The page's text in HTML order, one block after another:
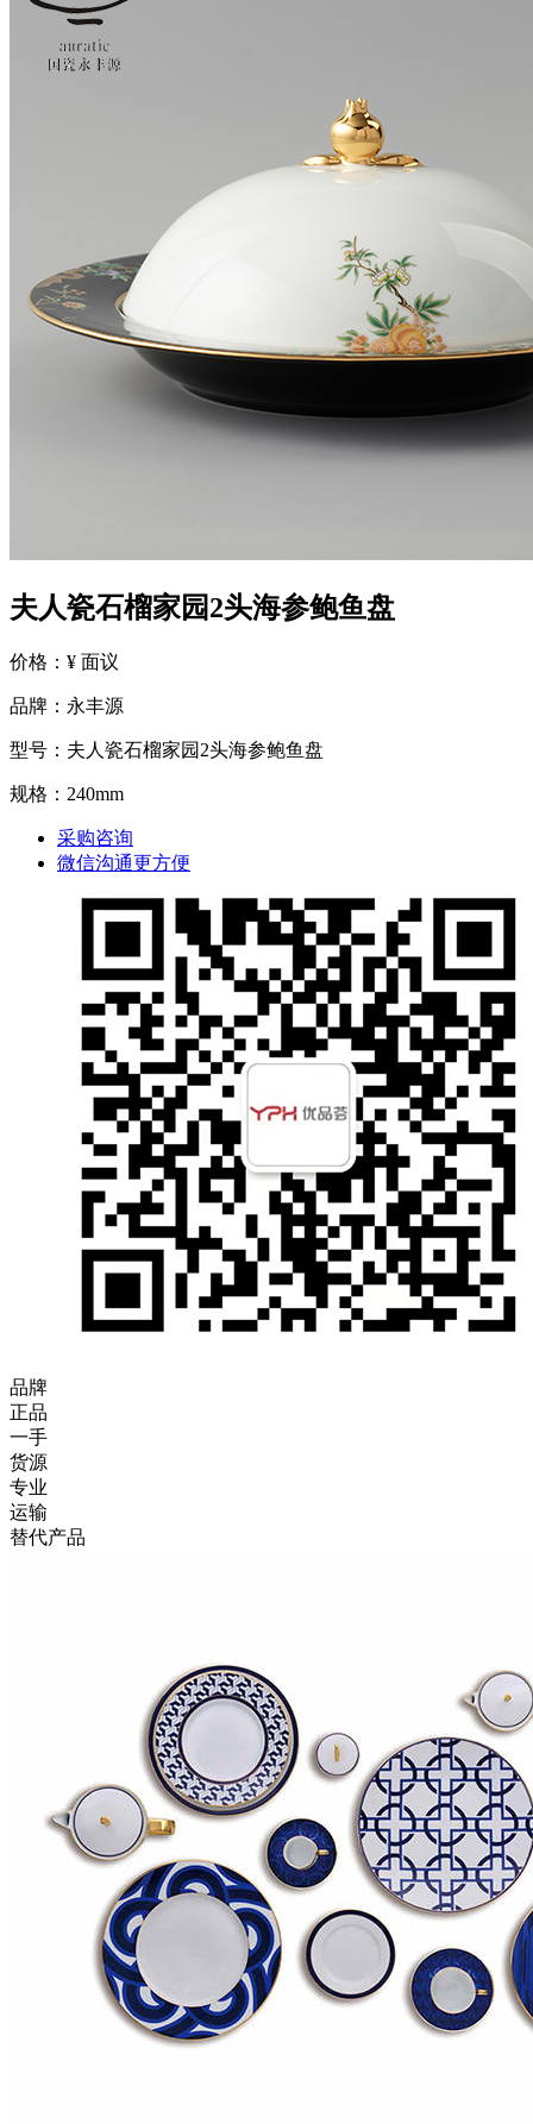
夫人瓷石榴家园2头海参鲍鱼盘
价格：¥ 面议
品牌：永丰源
型号：夫人瓷石榴家园2头海参鲍鱼盘
规格：240mm
采购咨询
微信沟通更方便
品牌
正品
一手
货源
专业
运输
替代产品